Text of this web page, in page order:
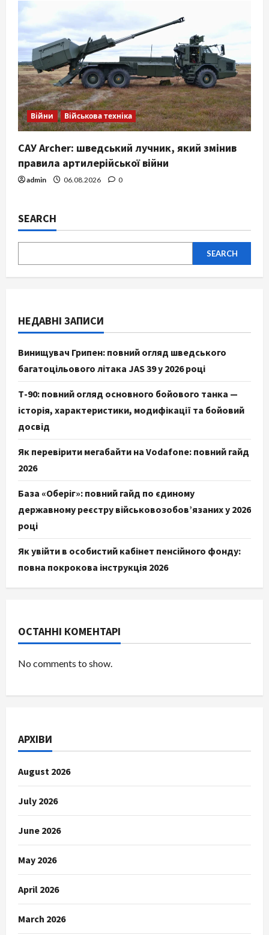
Війни Військова техніка
САУ Archer: шведський лучник, який змінив
правила артилерійської війни
admin 06.08.2026 0
SEARCH
SEARCH
НЕДАВНІ ЗАПИСИ
Винищувач Грипен: повний огляд шведського
багатоцільового літака JAS 39 у 2026 році
Т-90: повний огляд основного бойового танка —
історія, характеристики, модифікації та бойовий
досвід
Як перевірити мегабайти на Vodafone: повний гайд
2026
База «Оберіг»: повний гайд по єдиному
державному реєстру військовозобов’язаних у 2026
році
Як увійти в особистий кабінет пенсійного фонду:
повна покрокова інструкція 2026
ОСТАННІ КОМЕНТАРІ
No comments to show.
АРХІВИ
August 2026
July 2026
June 2026
May 2026
April 2026
March 2026